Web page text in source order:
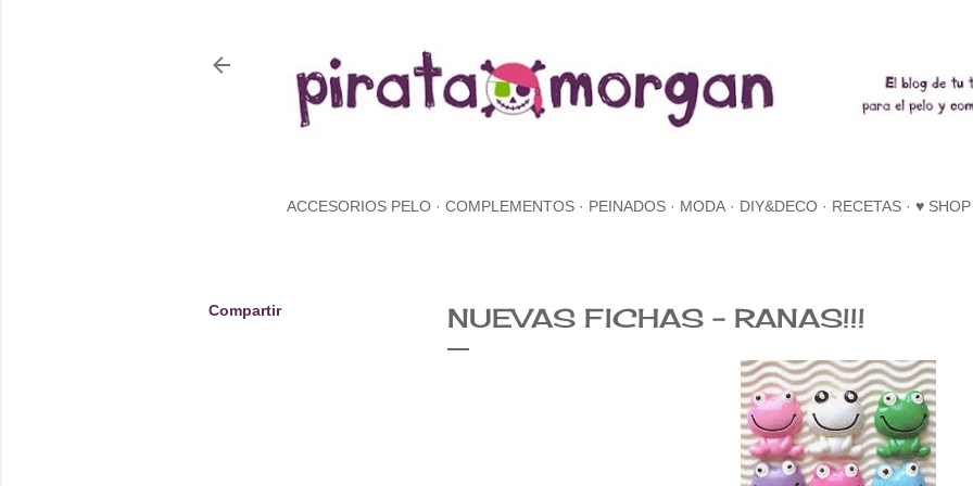
ACCESORIOS PELO COMPLEMENTOS PEINADOS MODA DIY&DECO RECETAS ♥
Compartir NUEVAS FICHAS - RANAS!!!